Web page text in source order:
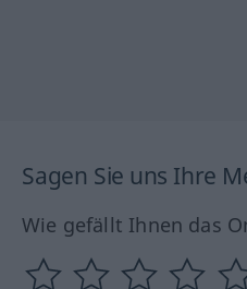
Sagen Sie uns Ihre
Wie gefällt Ihnen das